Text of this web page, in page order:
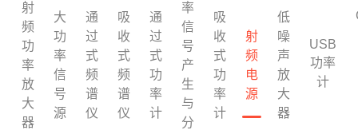
射
频
功
率
放
大
器
大
功
率
信
号
源
通
过
式
频
谱
仪
吸
收
式
频
谱
仪
通
过
式
功
率
计
率
信
号
产
生
与
分
吸
收
式
功
率
计
射
频
电
源
低
噪
声
放
大
器
USB
功率
计